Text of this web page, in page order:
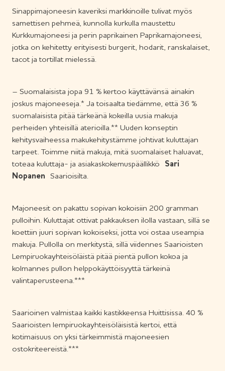
Sinappimajoneesin kaveriksi markkinoille tulivat myös
samettisen pehmeä, kunnolla kurkulla maustettu
Kurkkumajoneesi ja perin paprikainen Paprikamajoneesi,
jotka on kehitetty erityisesti burgerit, hodarit, ranskalaiset,
tacot ja tortillat mielessä.
– Suomalaisista jopa 91 % kertoo käyttävänsä ainakin
joskus majoneeseja.* Ja toisaalta tiedämme, että 36 %
suomalaisista pitää tärkeänä kokeilla uusia makuja
perheiden yhteisillä aterioilla.** Uuden konseptin
kehitysvaiheessa makukehitystämme johtivat kuluttajan
tarpeet. Toimme niitä makuja, mitä suomalaiset haluavat,
toteaa kuluttaja- ja asiakaskokemuspäällikkö Sari
Nopanen Saarioisilta.
Majoneesit on pakattu sopivan kokoisiin 200 gramman
pulloihin. Kuluttajat ottivat pakkauksen ilolla vastaan, sillä se
koettiin juuri sopivan kokoiseksi, jotta voi ostaa useampia
makuja. Pullolla on merkitystä, sillä viidennes Saarioisten
Lempiruokayhteisöläistä pitää pientä pullon kokoa ja
kolmannes pullon helppokäyttöisyyttä tärkeinä
valintaperusteena.***
Saarioinen valmistaa kaikki kastikkeensa Huittisissa. 40 %
Saarioisten lempiruokayhteisöläisistä kertoi, että
kotimaisuus on yksi tärkeimmistä majoneesien
ostokriteereistä.***